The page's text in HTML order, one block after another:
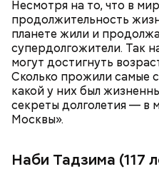
Несмотря на то, что в
продолжительность
планете жили и
супердолгожители. Так
могут достигнуть
Сколько прожили самые
какой у них был
секреты долголетия — в
Москвы».
Наби Тадзима (117
Фото: public domain